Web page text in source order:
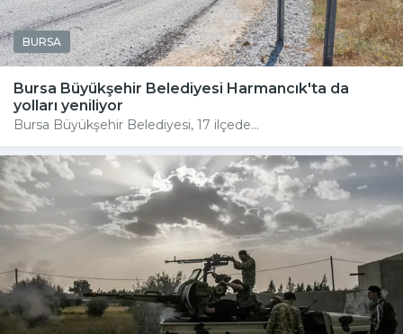
BURSA
Bursa Büyükşehir Belediyesi Harmancık'ta da
yolları yeniliyor
Bursa Büyükşehir Belediyesi, 17 ilçede...